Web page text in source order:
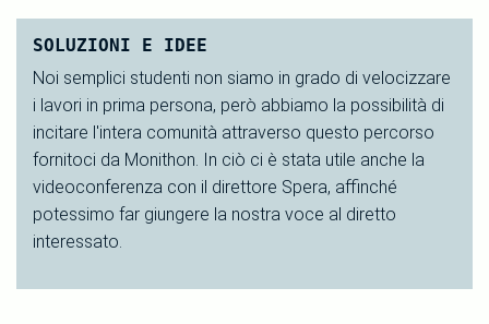
SOLUZIONI E IDEE
Noi semplici studenti non siamo in grado di velocizzare
i lavori in prima persona, però abbiamo la possibilità di
incitare l'intera comunità attraverso questo percorso
fornitoci da Monithon. In ciò ci è stata utile anche la
videoconferenza con il direttore Spera, affinché
potessimo far giungere la nostra voce al diretto
interessato.